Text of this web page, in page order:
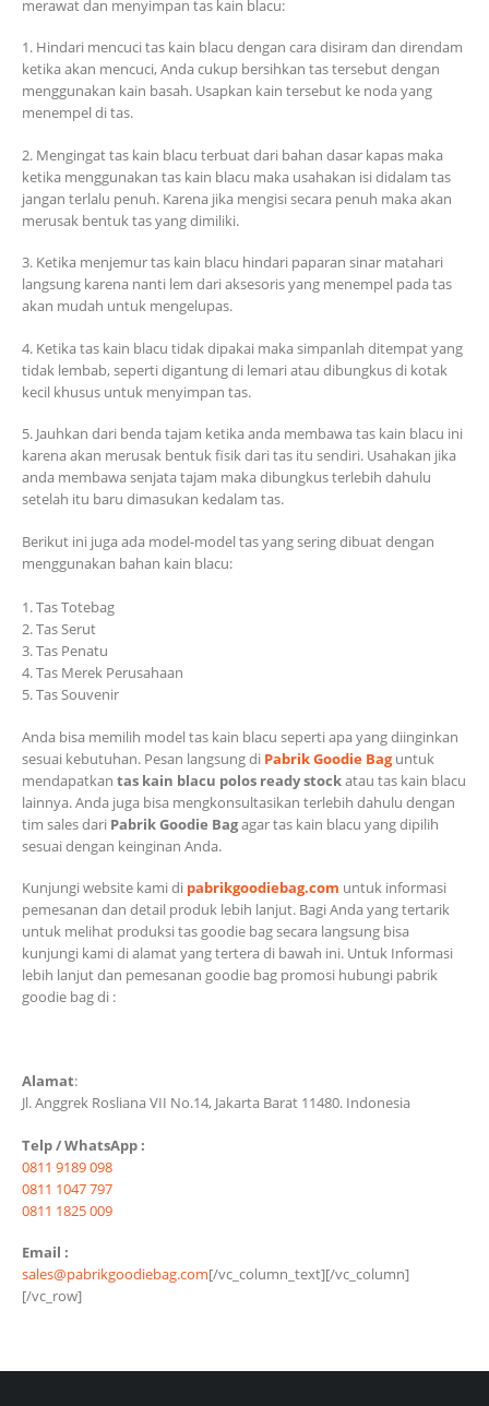
merawat dan menyimpan tas kain blacu:
1. Hindari mencuci tas kain blacu dengan cara disiram dan direndam
ketika akan mencuci, Anda cukup bersihkan tas tersebut dengan
menggunakan kain basah. Usapkan kain tersebut ke noda yang
menempel di tas.
2. Mengingat tas kain blacu terbuat dari bahan dasar kapas maka
ketika menggunakan tas kain blacu maka usahakan isi didalam tas
jangan terlalu penuh. Karena jika mengisi secara penuh maka akan
merusak bentuk tas yang dimiliki.
3. Ketika menjemur tas kain blacu hindari paparan sinar matahari
langsung karena nanti lem dari aksesoris yang menempel pada tas
akan mudah untuk mengelupas.
4. Ketika tas kain blacu tidak dipakai maka simpanlah ditempat yang
tidak lembab, seperti digantung di lemari atau dibungkus di kotak
kecil khusus untuk menyimpan tas.
5. Jauhkan dari benda tajam ketika anda membawa tas kain blacu ini
karena akan merusak bentuk fisik dari tas itu sendiri. Usahakan jika
anda membawa senjata tajam maka dibungkus terlebih dahulu
setelah itu baru dimasukan kedalam tas.
Berikut ini juga ada model-model tas yang sering dibuat dengan
menggunakan bahan kain blacu:
1. Tas Totebag
2. Tas Serut
3. Tas Penatu
4. Tas Merek Perusahaan
5. Tas Souvenir
Anda bisa memilih model tas kain blacu seperti apa yang diinginkan
sesuai kebutuhan. Pesan langsung di Pabrik Goodie Baguntuk
mendapatkan tas kain blacu polos ready stockatau tas kain blacu
lainnya. Anda juga bisa mengkonsultasikan terlebih dahulu dengan
tim sales dari Pabrik Goodie Bagagar tas kain blacu yang dipilih
sesuai dengan keinginan Anda.
Kunjungi website kami di pabrikgoodiebag.com untuk informasi
pemesanan dan detail produk lebih lanjut. Bagi Anda yang tertarik
untuk melihat produksi tas goodie bag secara langsung bisa
kunjungi kami di alamat yang tertera di bawah ini. Untuk Informasi
lebih lanjut dan pemesanan goodie bag promosi hubungi pabrik
goodie bag di :
Alamat:
Jl. Anggrek Rosliana VII No.14, Jakarta Barat 11480. Indonesia
Telp / WhatsApp :
0811 9189 098
0811 1047 797
0811 1825 009
Email :
sales@pabrikgoodiebag.com[/vc_column_text][/vc_column]
[/vc_row]